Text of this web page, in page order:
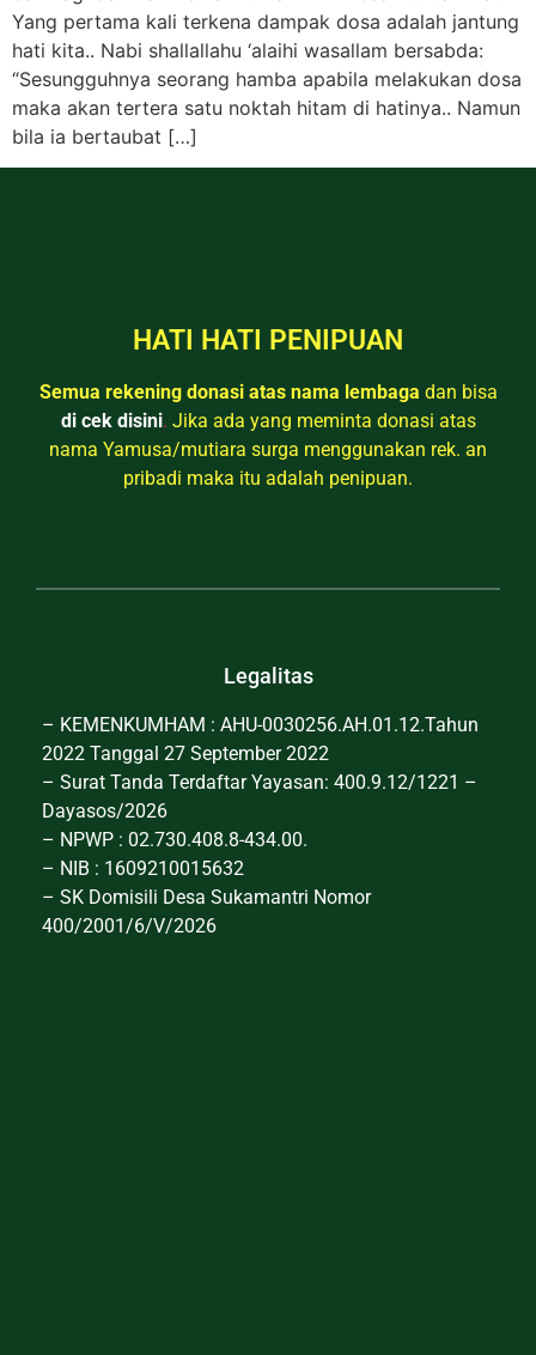
Yang pertama kali terkena dampak dosa adalah jantung
hati kita.. Nabi shallallahu ‘alaihi wasallam bersabda:
“Sesungguhnya seorang hamba apabila melakukan dosa
maka akan tertera satu noktah hitam di hatinya.. Namun
bila ia bertaubat […]
HATI HATI PENIPUAN
Semua rekening donasi atas nama lembaga dan bisa
di cek disini. Jika ada yang meminta donasi atas
nama Yamusa/mutiara surga menggunakan rek. an
pribadi maka itu adalah penipuan.
Legalitas
– KEMENKUMHAM : AHU-0030256.AH.01.12.Tahun
2022 Tanggal 27 September 2022
– Surat Tanda Terdaftar Yayasan: 400.9.12/1221 –
Dayasos/2026
– NPWP : 02.730.408.8-434.00.
– NIB : 1609210015632
– SK Domisili Desa Sukamantri Nomor
400/2001/6/V/2026